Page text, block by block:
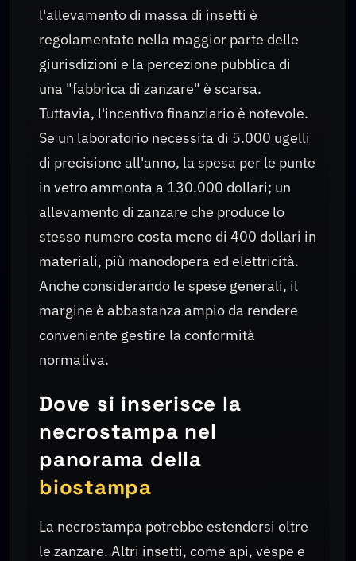
l'allevamento di massa di insetti è
regolamentato nella maggior parte delle
giurisdizioni e la percezione pubblica di
una "fabbrica di zanzare" è scarsa.
Tuttavia, l'incentivo finanziario è notevole.
Se un laboratorio necessita di 5.000 ugelli
di precisione all'anno, la spesa per le punte
in vetro ammonta a 130.000 dollari; un
allevamento di zanzare che produce lo
stesso numero costa meno di 400 dollari in
materiali, più manodopera ed elettricità.
Anche considerando le spese generali, il
margine è abbastanza ampio da rendere
conveniente gestire la conformità
normativa.
Dove si inserisce la
necrostampa nel
panorama della
biostampa
La necrostampa potrebbe estendersi oltre
le zanzare. Altri insetti, come api, vespe e